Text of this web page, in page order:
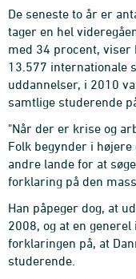
De seneste to år er
tager en hel
med 34 procent, viser
13.577 internationale
uddannelser, i 2010
samtlige studerende
"Når der er krise og
Folk begynder i
andre lande for at
forklaring på den
Han påpeger dog, at
2008, og at en
forklaringen på, at
studerende.